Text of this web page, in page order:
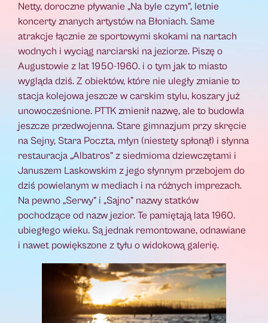
Netty, doroczne pływanie „Na byle czym”, letnie
koncerty znanych artystów na Błoniach. Same
atrakcje łącznie ze sportowymi skokami na nartach
wodnych i wyciąg narciarski na jeziorze. Piszę o
Augustowie z lat 1950-1960. i o tym jak to miasto
wygląda dziś. Z obiektów, które nie uległy zmianie to
stacja kolejowa jeszcze w carskim stylu, koszary już
unowocześnione. PTTK zmienił nazwę, ale to budowla
jeszcze przedwojenna. Stare gimnazjum przy skręcie
na Sejny, Stara Poczta, młyn (niestety spłonął) i słynna
restauracja „Albatros” z siedmioma dziewczętami i
Januszem Laskowskim z jego słynnym przebojem do
dziś powielanym w mediach i na różnych imprezach.
Na pewno „Serwy” i „Sajno” nazwy statków
pochodzące od nazw jezior. Te pamiętają lata 1960.
ubiegłego wieku. Są jednak remontowane, odnawiane
i nawet powiększone z tyłu o widokową galerię.